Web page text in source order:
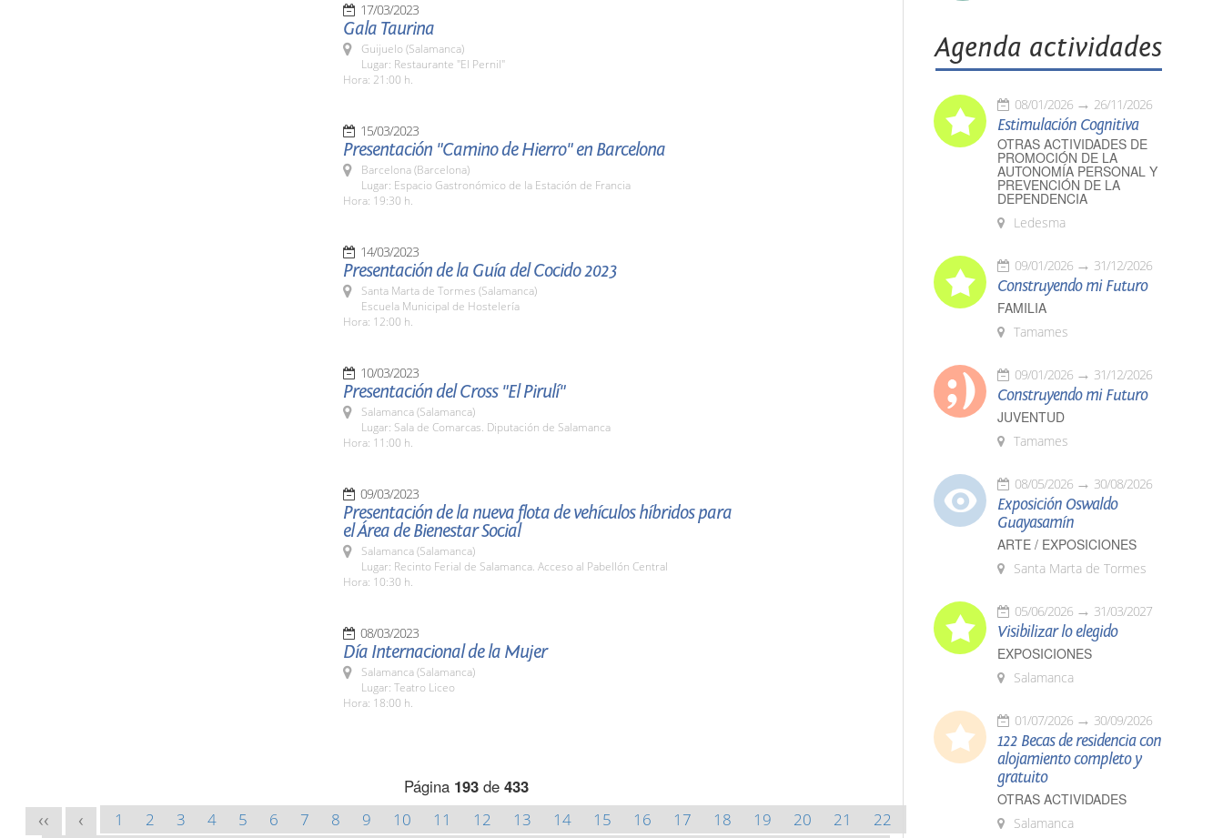
17/03/2023
Gala Taurina
Guijuelo (Salamanca)
Lugar: Restaurante "El Pernil"
Hora: 21:00 h.
15/03/2023
Presentación "Camino de Hierro" en Barcelona
Barcelona (Barcelona)
Lugar: Espacio Gastronómico de la Estación de Francia
Hora: 19:30 h.
14/03/2023
Presentación de la Guía del Cocido 2023
Santa Marta de Tormes (Salamanca)
Escuela Municipal de Hostelería
Hora: 12:00 h.
10/03/2023
Presentación del Cross "El Pirulí"
Salamanca (Salamanca)
Lugar: Sala de Comarcas. Diputación de Salamanca
Hora: 11:00 h.
09/03/2023
Presentación de la nueva flota de vehículos híbridos para
el Área de Bienestar Social
Salamanca (Salamanca)
Lugar: Recinto Ferial de Salamanca. Acceso al Pabellón Central
Hora: 10:30 h.
08/03/2023
Día Internacional de la Mujer
Salamanca (Salamanca)
Lugar: Teatro Liceo
Hora: 18:00 h.
Página 193de 433
<< < 1 2 3 4 5 6 7 8 9 10 11 12 13 14 15 16 17 18 19 20 21
22
Agenda actividades
08/01/2026 26/11/2026
Estimulación Cognitiva
OTRAS ACTIVIDADES DE
PROMOCIÓN DE LA
AUTONOMÍA PERSONAL Y
PREVENCIÓN DE LA
DEPENDENCIA
Ledesma
09/01/2026 31/12/2026
Construyendo mi Futuro
FAMILIA
Tamames
09/01/2026 31/12/2026
Construyendo mi Futuro
JUVENTUD
Tamames
08/05/2026 30/08/2026
Exposición Oswaldo
Guayasamín
ARTE / EXPOSICIONES
Santa Marta de Tormes
05/06/2026 31/03/2027
Visibilizar lo elegido
EXPOSICIONES
Salamanca
01/07/2026 30/09/2026
122 Becas de residencia con
alojamiento completo y
gratuito
OTRAS ACTIVIDADES
Salamanca